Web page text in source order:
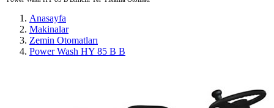
Anasayfa
Makinalar
Zemin Otomatları
Power Wash HY 85 B B